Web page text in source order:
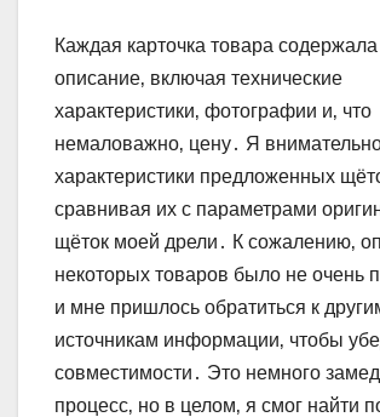
Каждая карточка товара
описание‚ включая технические
характеристики‚ фотографии и‚ что
немаловажно‚ цену․ Я
характеристики предложенных
сравнивая их с параметрами
щёток моей дрели․ К сожалению‚
некоторых товаров было не очень
и мне пришлось обратиться к
источникам информации‚ чтобы
совместимости․ Это немного
процесс‚ но в целом‚ я смог найти